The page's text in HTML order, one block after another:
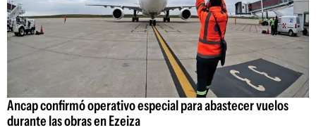
Ancap confirmó operativo especial para abastecer vuelos
durante las obras en Ezeiza